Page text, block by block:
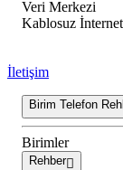
Veri Merkezi
Kablosuz
İletişim
Birim Telefon
Birimler
Rehber